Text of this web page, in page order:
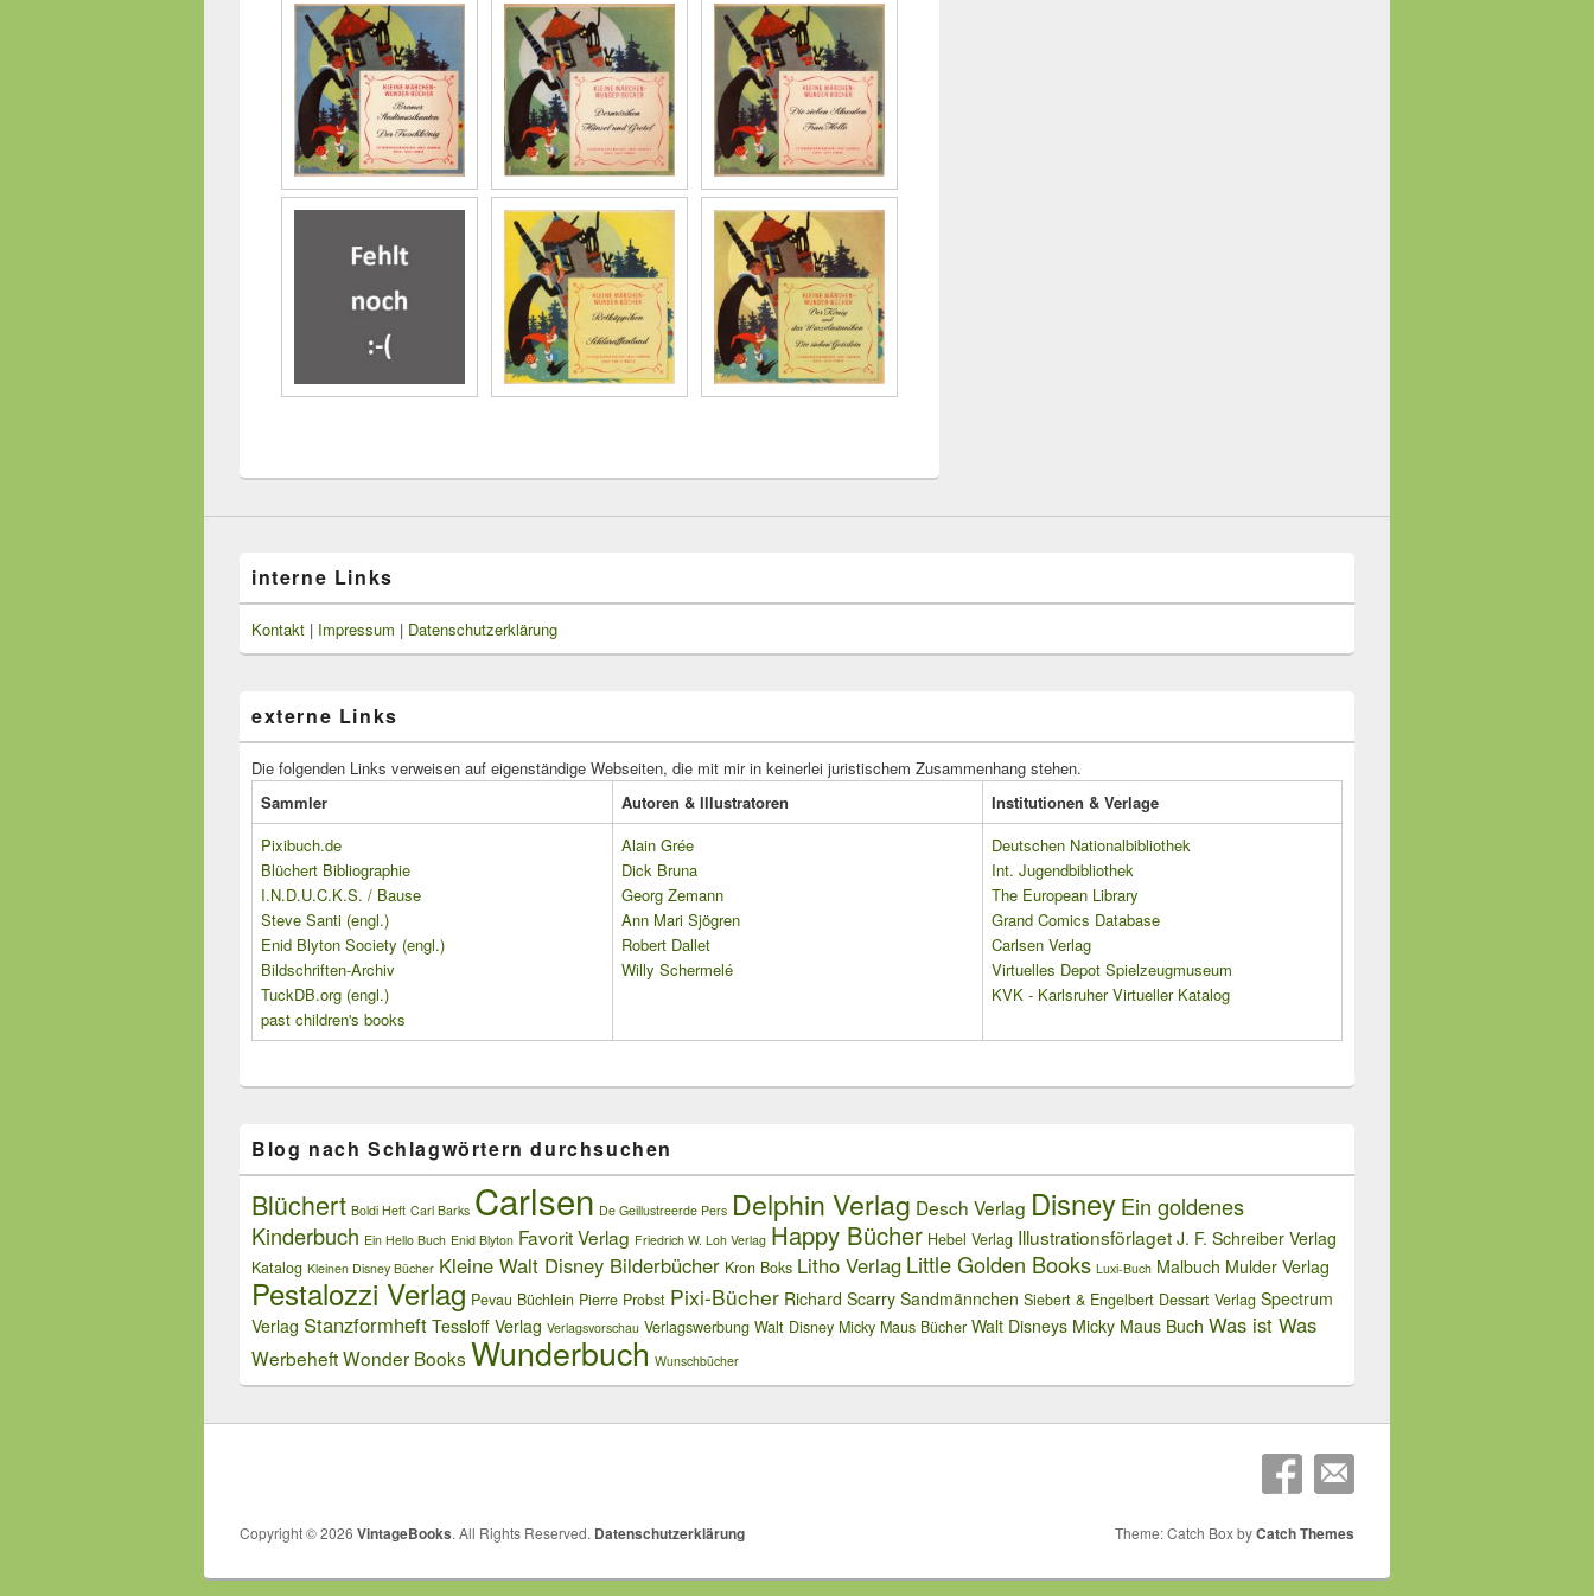
interne Links
Kontakt | Impressum | Datenschutzerklärung
externe Links
Die folgenden Links verweisen auf eigenständige Webseiten, die mit mir in keinerlei juristischem Zusammenhang stehen.
Sammler
Autoren & Illustratoren
Institutionen & Verlage
Pixibuch.de
Blüchert Bibliographie
I.N.D.U.C.K.S. / Bause
Steve Santi (engl.)
Enid Blyton Society (engl.)
Bildschriften-Archiv
TuckDB.org (engl.)
past children's books
Alain Grée
Dick Bruna
Georg Zemann
Ann Mari Sjögren
Robert Dallet
Willy Schermelé
Deutschen Nationalbibliothek
Int. Jugendbibliothek
The European Library
Grand Comics Database
Carlsen Verlag
Virtuelles Depot Spielzeugmuseum
KVK - Karlsruher Virtueller Katalog
Blog nach Schlagwörtern durchsuchen
Blüchert Boldi Heft Carl Barks Carlsen De Geillustreerde Pers Delphin Verlag Desch Verlag DisneyEin goldenes
Kinderbuch Ein Hello Buch Enid Blyton Favorit Verlag Friedrich W. Loh Verlag Happy Bücher Hebel Verlag Illustrationsförlaget J. F. Schreiber Verlag
Katalog Kleinen Disney Bücher Kleine Walt Disney Bilderbücher Kron Boks Litho Verlag Little Golden Books Luxi-Buch Malbuch Mulder Verlag
Pestalozzi Verlag Pevau Büchlein Pierre Probst Pixi-Bücher Richard Scarry Sandmännchen Siebert & Engelbert Dessart Verlag Spectrum
Verlag Stanzformheft Tessloff Verlag Verlagsvorschau Verlagswerbung Walt Disney Micky Maus Bücher Walt Disneys Micky Maus Buch Was ist Was
WerbeheftWonder Books Wunderbuch Wunschbücher
Copyright © 2026 VintageBooks. All Rights Reserved. Datenschutzerklärung Theme: Catch Box byCatch Themes